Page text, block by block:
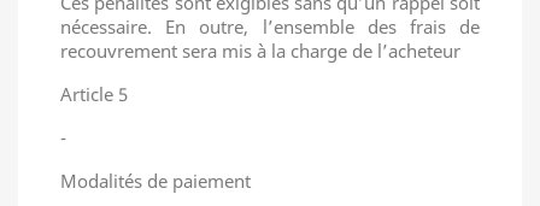
nécessaire. En outre, l’ensemble des frais de
recouvrement sera mis à la charge de l’acheteur
Article 5
-
Modalités de paiement